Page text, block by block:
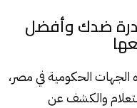
ضدك وأفضل
الجهات الحكومية في مصر،
والكشف عن